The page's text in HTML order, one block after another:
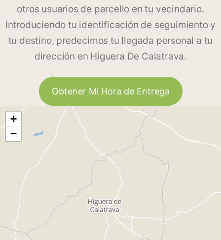
otros usuarios de parcello en tu vecindario.
Introduciendo tu identificación de seguimiento y
tu destino, predecimos tu llegada personal a tu
dirección en Higuera De Calatrava.
Obtener Mi Hora de Entrega
+
−